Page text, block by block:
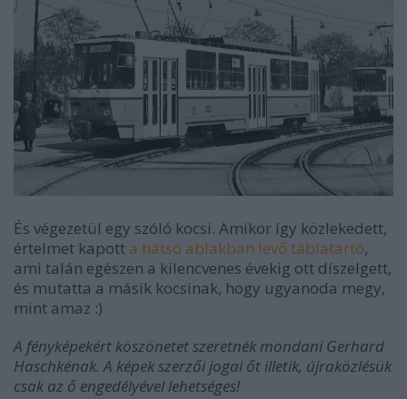
És végezetül egy szóló kocsi. Amikor így közlekedett,
értelmet kapott a hátsó ablakban levő táblatartó,
ami talán egészen a kilencvenes évekig ott díszelgett,
és mutatta a másik kocsinak, hogy ugyanoda megy,
mint amaz :)
A fényképekért köszönetet szeretnék mondani Gerhard
Haschkénak. A képek szerzői jogai őt illetik, újraközlésük
csak az ő engedélyével lehetséges!